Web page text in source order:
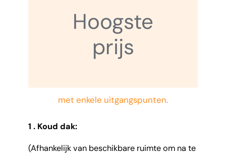
Hoogste
prijs
met enkele uitgangspunten.
1 . Koud dak:
(Afhankelijk van beschikbare ruimte om na te